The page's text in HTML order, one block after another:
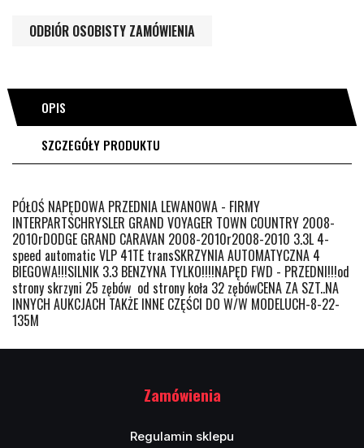
ODBIÓR OSOBISTY ZAMÓWIENIA
OPIS
SZCZEGÓŁY PRODUKTU
PÓŁOŚ NAPĘDOWA PRZEDNIA LEWANOWA - FIRMY
INTERPARTSCHRYSLER GRAND VOYAGER TOWN COUNTRY 2008-
2010rDODGE GRAND CARAVAN 2008-2010r2008-2010 3.3L 4-
speed automatic VLP 41TE transSKRZYNIA AUTOMATYCZNA 4
BIEGOWA!!!SILNIK 3.3 BENZYNA TYLKO!!!!NAPĘD FWD - PRZEDNI!!!od
strony skrzyni 25 zębów od strony koła 32 zębówCENA ZA SZT..NA
INNYCH AUKCJACH TAKŻE INNE CZĘŚCI DO W/W MODELUCH-8-22-
135M
Zamówienia
Regulamin sklepu